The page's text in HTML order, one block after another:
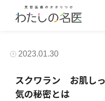
2023.01.30
スクワラン お肌し
気の秘密とは